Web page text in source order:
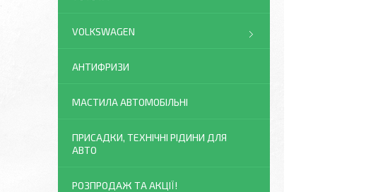
VOLKSWAGEN
АНТИФРИЗИ
МАСТИЛА АВТОМОБІЛЬНІ
ПРИСАДКИ, ТЕХНІЧНІ РІДИНИ ДЛЯ
АВТО
РОЗПРОДАЖ ТА АКЦІЇ!